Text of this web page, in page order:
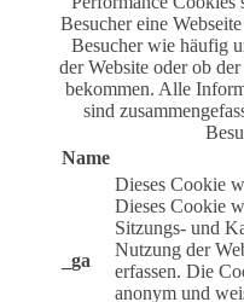
Besucher eine
Besucher wie häufig
der Website oder ob
bekommen. Alle
sind
Name
_ga
Dieses Cookie
Dieses Cookie
Sitzungs- und
Nutzung der
erfassen. Die
anonym und